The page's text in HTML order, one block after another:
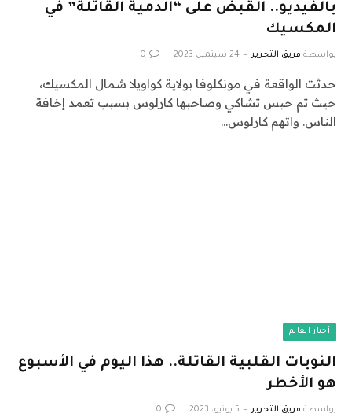
بالفيديو.. القبض على “الدمية القاتلة” في
المكسيك
بواسطة فريق التحرير 24 سبتمبر، 2023 0
حدثت الواقعة في مونكلوفا بولاية كواويلا شمال المكسيك،
حيث تم حبس تشاكي وصاحبها كارلوس بسبب تعمد إخافة
الناس. واتهم كارلوس…
أخبار العالم
النوبات القلبية القاتلة.. هذا اليوم في الأسبوع
هو الأخطر
بواسطة فريق التحرير 5 يونيو، 2023 0